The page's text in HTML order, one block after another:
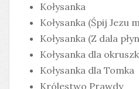
Kołysanka
Kołysanka (Śpij Jezu
Kołysanka (Z dala
Kołysanka dla
Kołysanka dla Tomka
Królestwo Prawdy